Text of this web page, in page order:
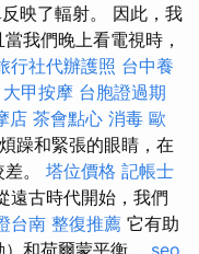
映了輻射。 因此，我
我們晚上看電視時，
行社代辦護照 台中養
大甲按摩 台胞證過期
店 茶會點心 消毒 歐
躁和緊張的眼睛，在
。 塔位價格 記帳士
遠古時代開始，我們
台南 整復推薦 它有助
和荷爾蒙平衡。 seo